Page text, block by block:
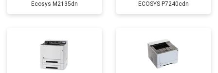
Ecosys M2135dn ECOSYS P7240cdn